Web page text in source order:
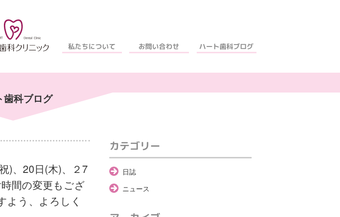
私たちについて お問い合わせ ハート歯科ブログ
歯科ブログ
)、20日(木)、２7
間の変更もござ
よう、よろしく
カテゴリー
日誌
ニュース